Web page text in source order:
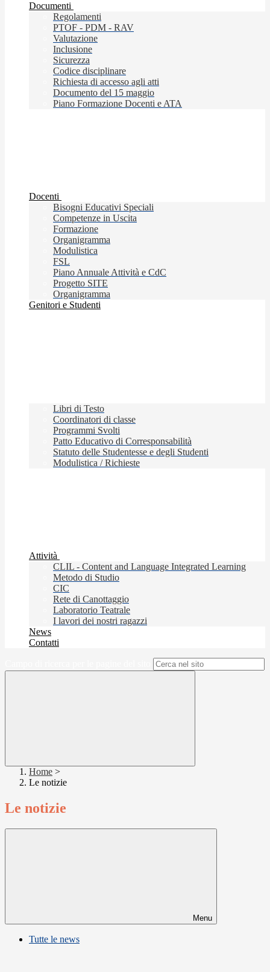
Documenti
Regolamenti
PTOF - PDM - RAV
Valutazione
Inclusione
Sicurezza
Codice disciplinare
Richiesta di accesso agli atti
Documento del 15 maggio
Piano Formazione Docenti e ATA
Docenti
Bisogni Educativi Speciali
Competenze in Uscita
Formazione
Organigramma
Modulistica
FSL
Piano Annuale Attività e CdC
Progetto SITE
Organigramma
Genitori e Studenti
Libri di Testo
Coordinatori di classe
Programmi Svolti
Patto Educativo di Corresponsabilità
Statuto delle Studentesse e degli Studenti
Modulistica / Richieste
Attività
CLIL - Content and Language Integrated Learning
Metodo di Studio
CIC
Rete di Canottaggio
Laboratorio Teatrale
I lavori dei nostri ragazzi
News
Contatti
Home >
Le notizie
Le notizie
Menu
Tutte le news